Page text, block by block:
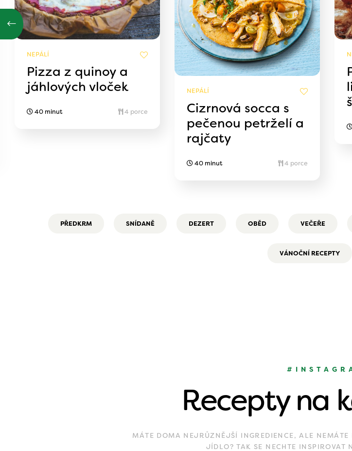
NEPÁLÍ
Pizza z quinoy a
jáhlových vloček
40 minut 4 porce
NEPÁLÍ
Cizrnová socca s
pečenou petrželí a
rajčaty
40 minut 4 porce
PŘEDKRM SNÍDANĚ DEZERT OBĚD VEČEŘE
VÁNOČNÍ RECEPTY
Recepty na
MÁTE DOMA NEJRŮZNĚJŠÍ INGREDIENCE, ALE
JÍDLO? TAK SE NECHTE INSPIROVAT